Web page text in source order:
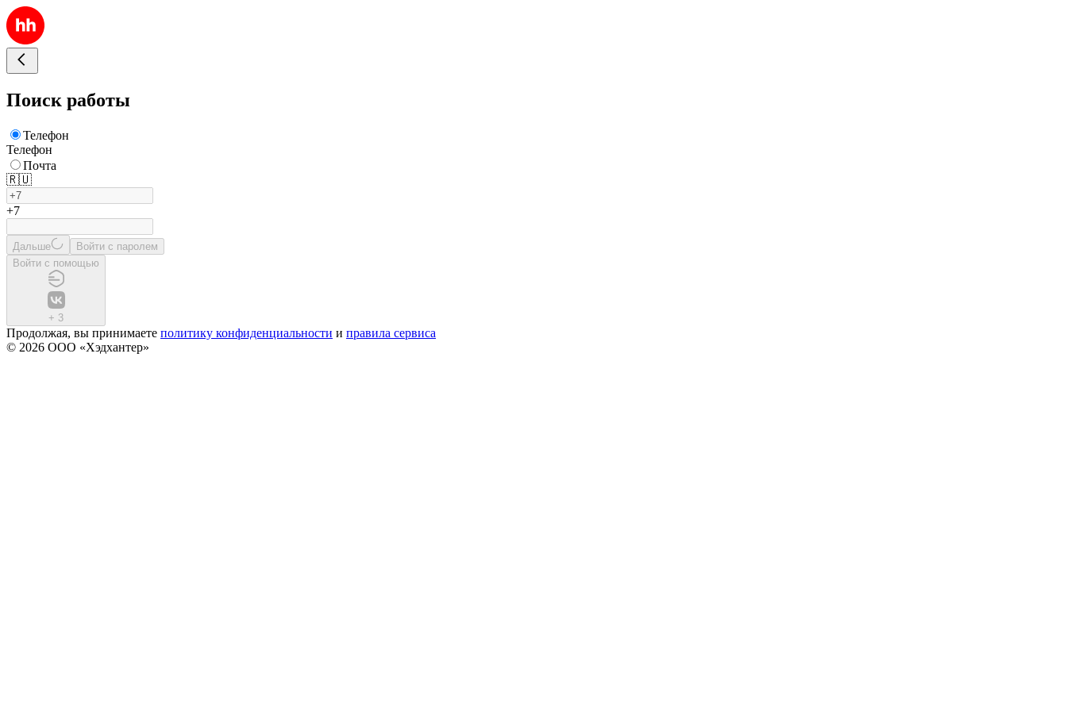
Поиск работы
Телефон
Телефон
Почта
🇷🇺
+7
Дальше
Войти с паролем
Войти с помощью
+ 3
Продолжая, вы принимаете политику конфиденциальности и правила сервиса
© 2026 ООО «Хэдхантер»